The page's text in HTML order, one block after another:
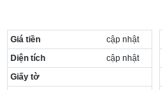
Giá tiền
cập nhật
Diện tích
cập nhật
Giấy tờ